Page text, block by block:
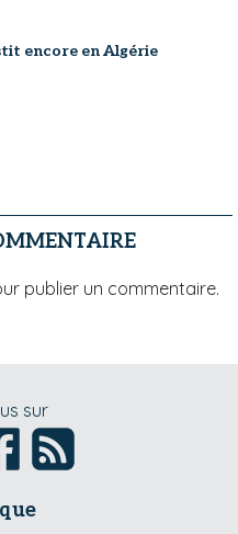
encore en Algérie
publier un commentaire.
sur